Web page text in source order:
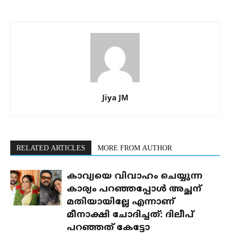
Jiya JM
RELATED ARTICLES MORE FROM AUTHOR
കാവ്യയെ വിവാഹം ചെയ്യുന്ന
കാര്യം പറഞ്ഞപ്പോൾ അച്ഛന്
മതിയായില്ലേ എന്നാണ്
മീനാക്ഷി ചോദിച്ചത്: ദിലീപ്
പറഞ്ഞത് കേട്ടോ